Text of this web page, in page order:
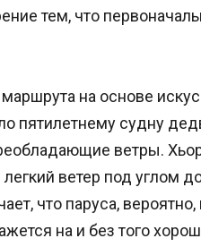
тем, что
на основе
пятилетнему судну
ветры.
ветер под углом
что паруса,
на и без того